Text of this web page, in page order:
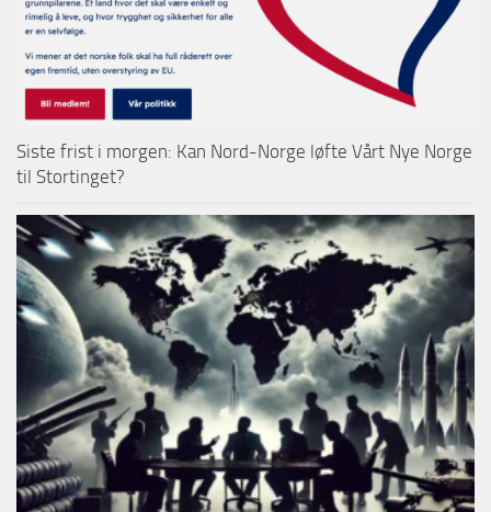
Siste frist i morgen: Kan Nord-Norge løfte Vårt Nye Norge
til Stortinget?